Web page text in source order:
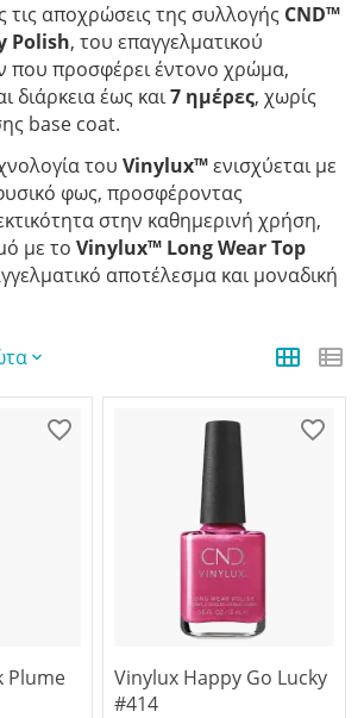
αποχρώσεις της συλλογής CND™
Polish, του επαγγελματικού
που προσφέρει έντονο χρώμα,
διάρκεια έως και7 ημέρες, χωρίς
base coat.
του Vinylux™ενισχύεται με
φως, προσφέροντας
στην καθημερινή χρήση,
με το Vinylux™ Long Wear Top
αποτέλεσμα και μοναδική
Plume
Vinylux Happy Go Lucky
#414